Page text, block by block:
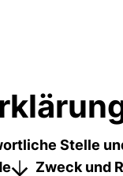
Stelle
Zweck und